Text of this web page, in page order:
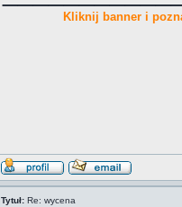
Kliknij banner i
Tytuł: Re: wycena